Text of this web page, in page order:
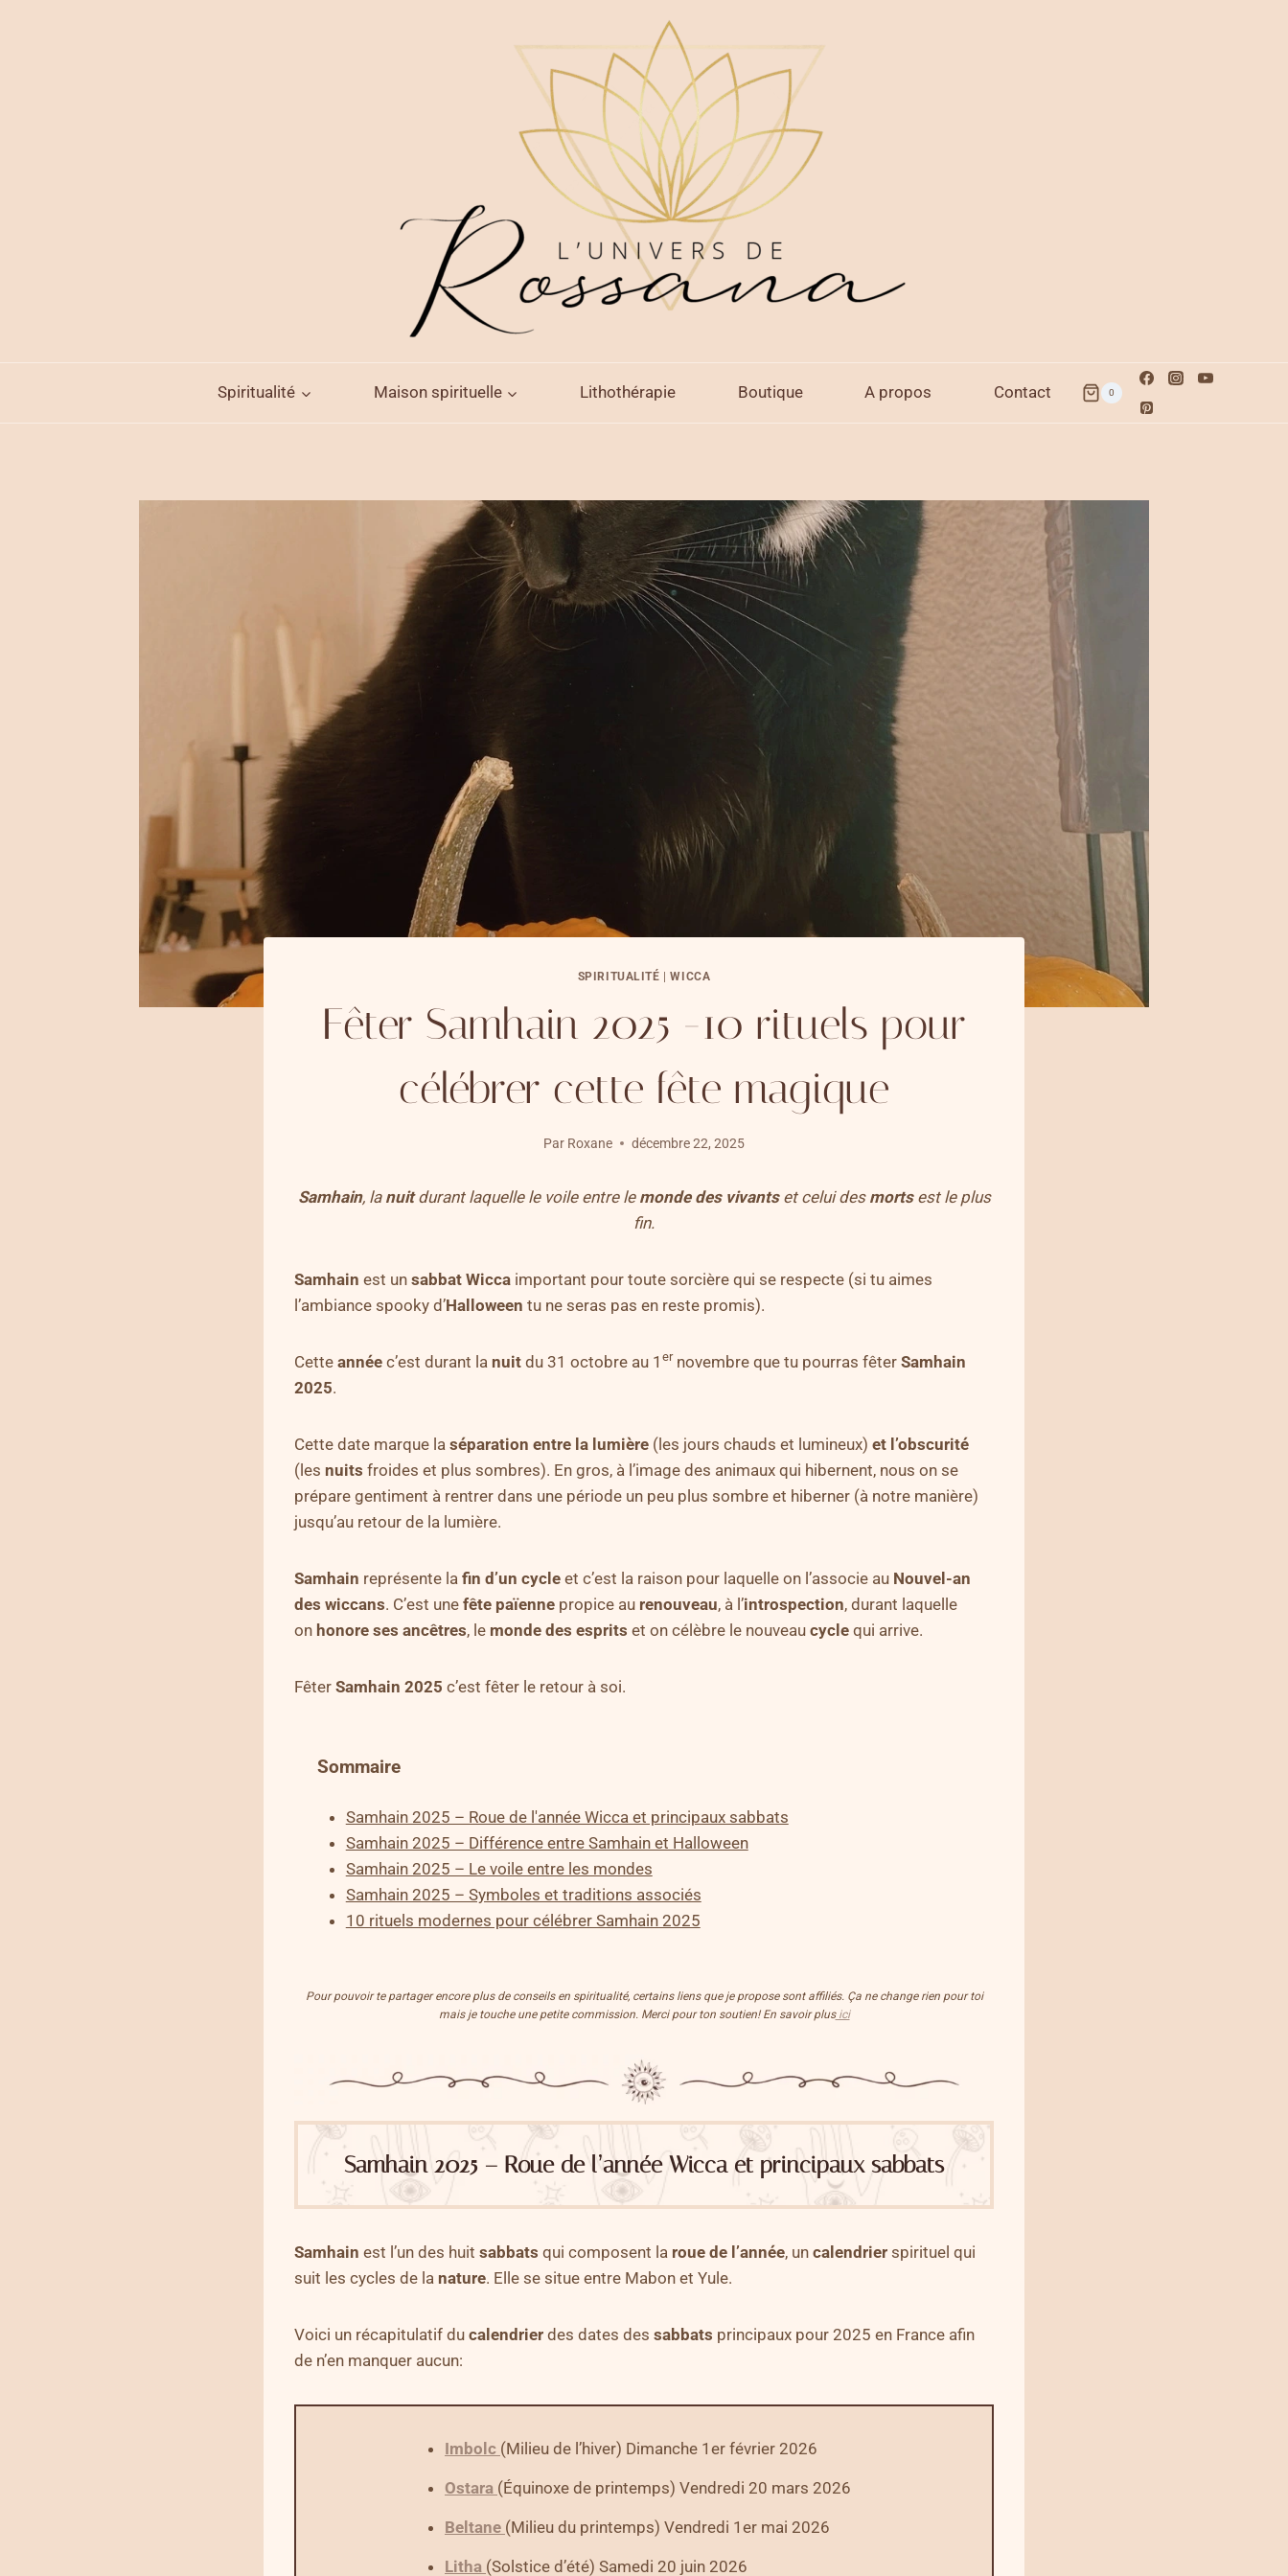
Spiritualité Maison spirituelle Lithothérapie Boutique A propos Contact 0
SPIRITUALITÉ |WICCA
Fêter Samhain 2025 -10 rituels pour
célébrer cette fête magique
Par Roxane décembre 22, 2025
Samhain, la nuitdurant laquelle le voile entre le monde des vivantset celui des mortsest le plus
fin.
Samhain est un sabbat Wicca important pour toute sorcière qui se respecte (si tu aimes
l’ambiance spooky d’Halloween tu ne seras pas en reste promis).
Cette année c’est durant la nuit du 31 octobre au 1 ernovembre que tu pourras fêter Samhain
2025.
Cette date marque la séparation entre la lumière (les jours chauds et lumineux) et l’obscurité
(les nuits froides et plus sombres). En gros, à l’image des animaux qui hibernent, nous on se
prépare gentiment à rentrer dans une période un peu plus sombre et hiberner (à notre manière)
jusqu’au retour de la lumière.
Samhain représente la fin d’un cycle et c’est la raison pour laquelle on l’associe au Nouvel-an
des wiccans. C’est une fête païenne propice au renouveau, à l’introspection, durant laquelle
on honore ses ancêtres, le monde des esprits et on célèbre le nouveau cycle qui arrive.
Fêter Samhain 2025 c’est fêter le retour à soi.
Sommaire
Samhain 2025 – Roue de l'année Wicca et principaux sabbats
Samhain 2025 – Différence entre Samhain et Halloween
Samhain 2025 – Le voile entre les mondes
Samhain 2025 – Symboles et traditions associés
10 rituels modernes pour célébrer Samhain 2025
Pour pouvoir te partager encore plus de conseils en spiritualité, certains liens que je propose sont affiliés. Ça ne change rien pour toi
mais je touche une petite commission. Merci pour ton soutien! En savoir plusici
Samhain 2025 – Roue de l’année Wicca et principaux sabbats
Samhain est l’un des huit sabbats qui composent la roue de l’année, un calendrier spirituel qui
suit les cycles de la nature. Elle se situe entre Mabon et Yule.
Voici un récapitulatif du calendrier des dates des sabbats principaux pour 2025 en France afin
de n’en manquer aucun:
Imbolc (Milieu de l’hiver) Dimanche 1er février 2026
Ostara (Équinoxe de printemps) Vendredi 20 mars 2026
Beltane (Milieu du printemps) Vendredi 1er mai 2026
Litha (Solstice d’été) Samedi 20 juin 2026